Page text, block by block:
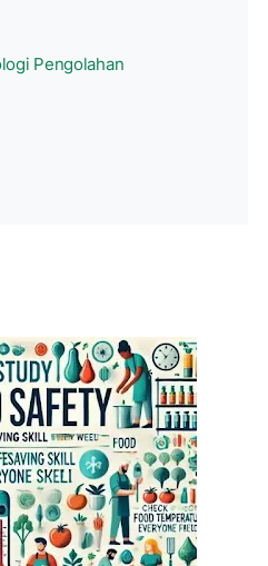
Pengolahan